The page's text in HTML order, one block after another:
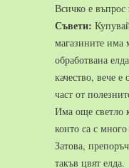
Всичко е
Съвети:
магазините има
обработвана
качество, вече е
част от
Има още светло
които са с
Затова,
такъв цвят елда.